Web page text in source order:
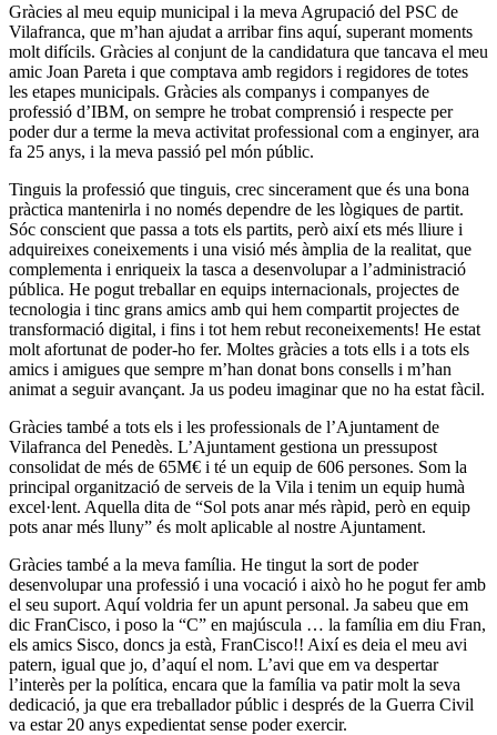
Gràcies al meu equip municipal i la meva Agrupació del PSC de
Vilafranca, que m’han ajudat a arribar fins aquí, superant moments
molt difícils. Gràcies al conjunt de la candidatura que tancava el meu
amic Joan Pareta i que comptava amb regidors i regidores de totes
les etapes municipals. Gràcies als companys i companyes de
professió d’IBM, on sempre he trobat comprensió i respecte per
poder dur a terme la meva activitat professional com a enginyer, ara
fa 25 anys, i la meva passió pel món públic.
Tinguis la professió que tinguis, crec sincerament que és una bona
pràctica mantenirla i no només dependre de les lògiques de partit.
Sóc conscient que passa a tots els partits, però així ets més lliure i
adquireixes coneixements i una visió més àmplia de la realitat, que
complementa i enriqueix la tasca a desenvolupar a l’administració
pública. He pogut treballar en equips internacionals, projectes de
tecnologia i tinc grans amics amb qui hem compartit projectes de
transformació digital, i fins i tot hem rebut reconeixements! He estat
molt afortunat de poder-ho fer. Moltes gràcies a tots ells i a tots els
amics i amigues que sempre m’han donat bons consells i m’han
animat a seguir avançant. Ja us podeu imaginar que no ha estat fàcil.
Gràcies també a tots els i les professionals de l’Ajuntament de
Vilafranca del Penedès. L’Ajuntament gestiona un pressupost
consolidat de més de 65M€ i té un equip de 606 persones. Som la
principal organització de serveis de la Vila i tenim un equip humà
excel·lent. Aquella dita de “Sol pots anar més ràpid, però en equip
pots anar més lluny” és molt aplicable al nostre Ajuntament.
Gràcies també a la meva família. He tingut la sort de poder
desenvolupar una professió i una vocació i això ho he pogut fer amb
el seu suport. Aquí voldria fer un apunt personal. Ja sabeu que em
dic FranCisco, i poso la “C” en majúscula … la família em diu Fran,
els amics Sisco, doncs ja està, FranCisco!! Així es deia el meu avi
patern, igual que jo, d’aquí el nom. L’avi que em va despertar
l’interès per la política, encara que la família va patir molt la seva
dedicació, ja que era treballador públic i després de la Guerra Civil
va estar 20 anys expedientat sense poder exercir.